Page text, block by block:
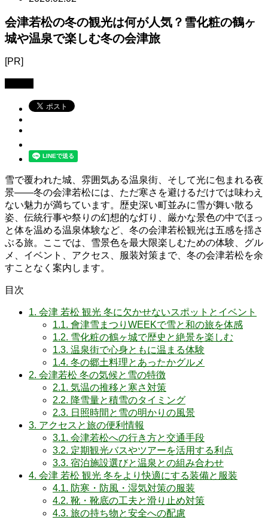
会津若松の冬の観光は何が人気？雪化粧の鶴ヶ
城や温泉で楽しむ冬の会津旅
[PR]
雪で覆われた城、雰囲気ある温泉街、そして光に包まれる夜
景――冬の会津若松には、ただ寒さを避けるだけでは味わえ
ない魅力が満ちています。歴史深い町並みに雪が舞い散る
姿、伝統行事や祭りの幻想的な灯り、厳かな景色の中でほっ
と体を温める温泉体験など、冬の会津若松観光は五感を揺さ
ぶる旅。ここでは、雪景色を最大限楽しむための体験、グル
メ、イベント、アクセス、服装対策まで、冬の会津若松を余
すことなく案内します。
目次
1. 会津 若松 観光 冬に欠かせないスポットとイベント
1.1. 會津雪まつりWEEKで雪と和の旅を体感
1.2. 雪化粧の鶴ヶ城で歴史と絶景を楽しむ
1.3. 温泉街で心身ともに温まる体験
1.4. 冬の郷土料理とあったかグルメ
2. 会津若松 冬の気候と雪の特徴
2.1. 気温の推移と寒さ対策
2.2. 降雪量と積雪のタイミング
2.3. 日照時間と雪の明かりの風景
3. アクセスと旅の便利情報
3.1. 会津若松への行き方と交通手段
3.2. 定期観光バスやツアーを活用する利点
3.3. 宿泊施設選びと温泉との組み合わせ
4. 会津 若松 観光 冬をより快適にする装備と服装
4.1. 防寒・防風・湿気対策の服装
4.2. 靴・靴底の工夫と滑り止め対策
4.3. 旅の持ち物と安全への配慮